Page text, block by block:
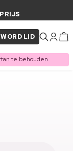
WORD LID
te behouden